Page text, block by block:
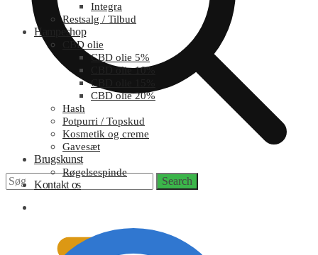
Search
for:
Search
Integra
Restsalg / Tilbud
Hampeshop
CBD olie
CBD olie 5%
CBD olie 10%
CBD olie 15%
CBD olie 20%
Hash
Potpurri / Topskud
Kosmetik og creme
Gavesæt
Brugskunst
Røgelsespinde
Kontakt os